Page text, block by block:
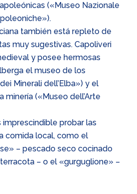
(«Museo Nazionale
también está repleto de
muy sugestivas. Capoliveri
y posee hermosas
el museo de los
Minerali dell’Elba») y el
minería («Museo dell’Arte
imprescindible probar las
comida local, como el
– pescado seco cocinado
– o el «gurguglione» –